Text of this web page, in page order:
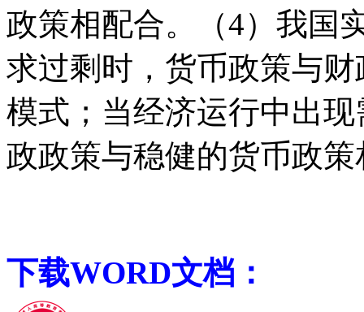
政策相配合。（4）我国
求过剩时，货币政策与
模式；当经济运行中出
政政策与稳健的货币政
下载WORD文档：